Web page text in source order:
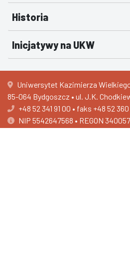
Historia
Inicjatywy na UKW
Uniwersytet Kazimierza
85-064 Bydgoszcz • ul. J.K.
+48 52 341 91 00 • faks +48 52
NIP 5542647568 • REGON